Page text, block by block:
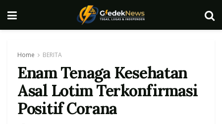
Home BERITA
Enam Tenaga Kesehatan
Asal Lotim Terkonfirmasi
Positif Corana